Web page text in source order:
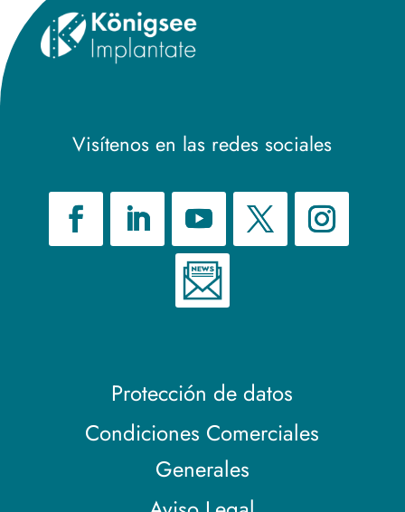
Visítenos en las redes sociales
Protección de datos
Condiciones Comerciales
Generales